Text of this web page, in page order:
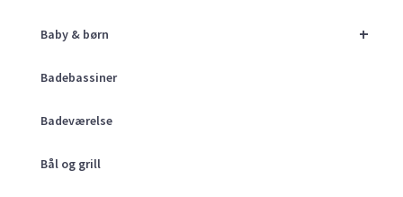
+
Baby & børn
Badebassiner
Badeværelse
Bål og grill